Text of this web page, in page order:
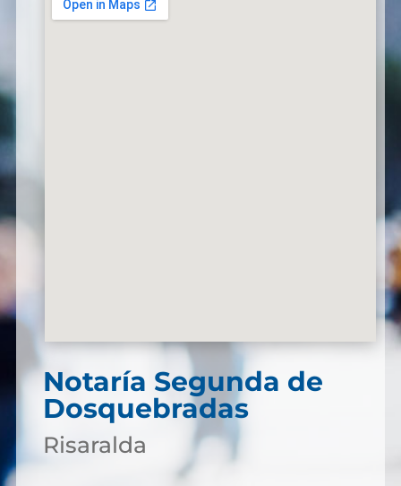
Notaría Segunda de
Dosquebradas
Risaralda